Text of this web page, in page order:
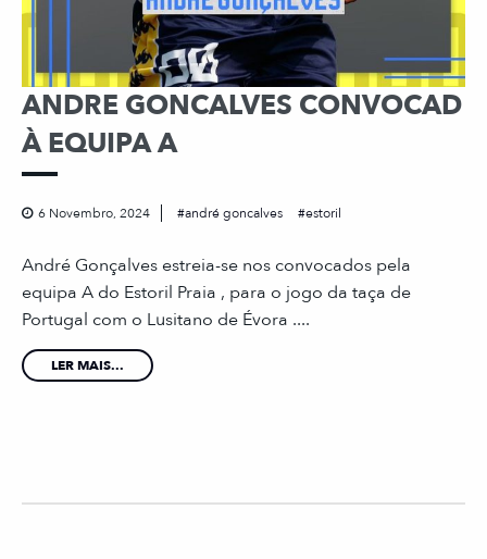
ANDRE GONCALVES CONVOCAD
À EQUIPA A
6 Novembro, 2024 andré goncalves estoril
André Gonçalves estreia-se nos convocados pela
equipa A do Estoril Praia , para o jogo da taça de
Portugal com o Lusitano de Évora ....
LER MAIS...